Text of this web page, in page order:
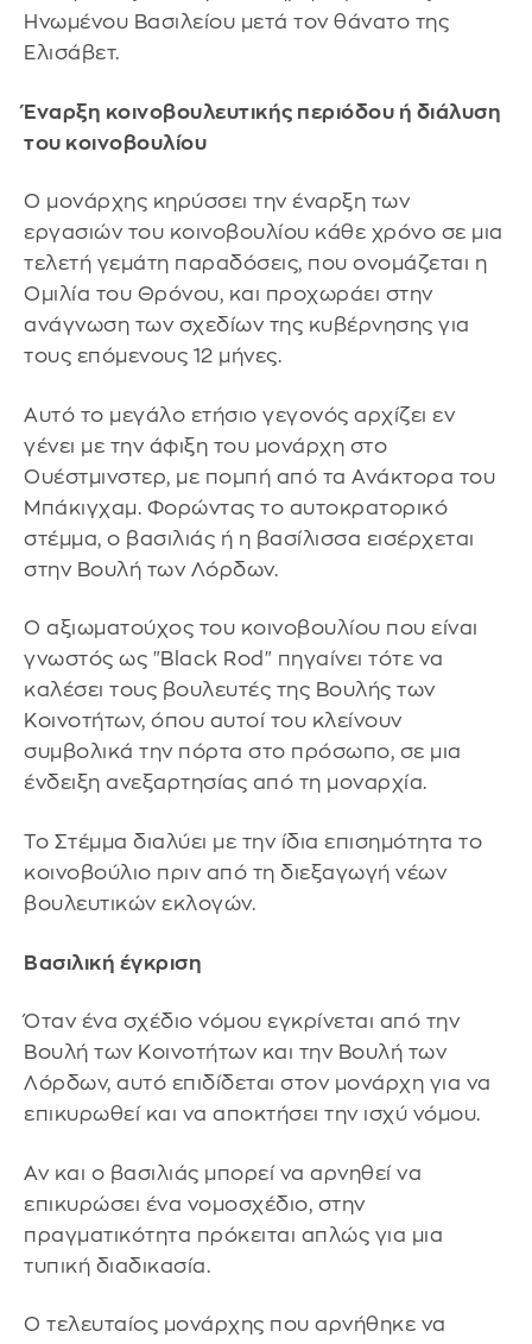
Ηνωμένου Βασιλείου μετά τον θάνατο της
Ελισάβετ.
Έναρξη κοινοβουλευτικής περιόδου ή διάλυση
του κοινοβουλίου
Ο μονάρχης κηρύσσει την έναρξη των
εργασιών του κοινοβουλίου κάθε χρόνο σε μια
τελετή γεμάτη παραδόσεις, που ονομάζεται η
Ομιλία του Θρόνου, και προχωράει στην
ανάγνωση των σχεδίων της κυβέρνησης για
τους επόμενους 12 μήνες.
Αυτό το μεγάλο ετήσιο γεγονός αρχίζει εν
γένει με την άφιξη του μονάρχη στο
Ουέστμινστερ, με πομπή από τα Ανάκτορα του
Μπάκιγχαμ. Φορώντας το αυτοκρατορικό
στέμμα, ο βασιλιάς ή η βασίλισσα εισέρχεται
στην Βουλή των Λόρδων.
Ο αξιωματούχος του κοινοβουλίου που είναι
γνωστός ως "Black Rod" πηγαίνει τότε να
καλέσει τους βουλευτές της Βουλής των
Κοινοτήτων, όπου αυτοί του κλείνουν
συμβολικά την πόρτα στο πρόσωπο, σε μια
ένδειξη ανεξαρτησίας από τη μοναρχία.
Το Στέμμα διαλύει με την ίδια επισημότητα το
κοινοβούλιο πριν από τη διεξαγωγή νέων
βουλευτικών εκλογών.
Βασιλική έγκριση
Όταν ένα σχέδιο νόμου εγκρίνεται από την
Βουλή των Κοινοτήτων και την Βουλή των
Λόρδων, αυτό επιδίδεται στον μονάρχη για να
επικυρωθεί και να αποκτήσει την ισχύ νόμου.
Αν και ο βασιλιάς μπορεί να αρνηθεί να
επικυρώσει ένα νομοσχέδιο, στην
πραγματικότητα πρόκειται απλώς για μια
τυπική διαδικασία.
Ο τελευταίος μονάρχης που αρνήθηκε να